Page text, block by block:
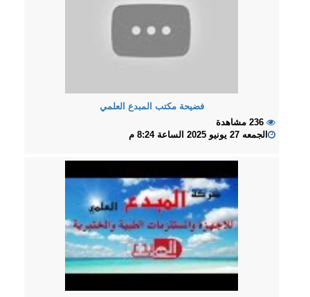
فضيحة مكتب المبدع العلمي
الجمعه 27 يونيو 2025 الساعة 8:24 م